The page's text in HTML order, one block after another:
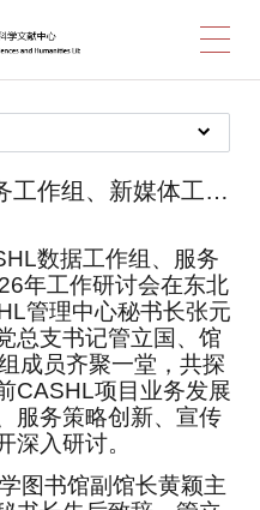
CASHL数据工作组、服务工作组、新媒体工作组2026年工作研讨会在东北师范大学成功召开
数据工作组、服务
年工作研讨会在东北
管理中心秘书长张元
总支书记管立国、馆
成员齐聚一堂，共探
CASHL项目业务发展
服务策略创新、宣传
深入研讨。
图书馆副馆长黄颖主